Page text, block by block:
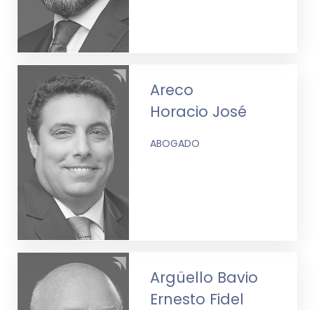
Areco
Horacio José
ABOGADO
Argüello Bavio
Ernesto Fidel